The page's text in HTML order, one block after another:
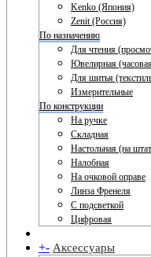
Kenko (Япония)
Zenit (Россия)
По назначению
Для чтения
Ювелирная
Для шитья
Измерительные
По конструкции
На ручке
Складная
Настольная (на
Налобная
На очковой оправе
Линза Френеля
С подсветкой
Цифровая
+- Аксессуары